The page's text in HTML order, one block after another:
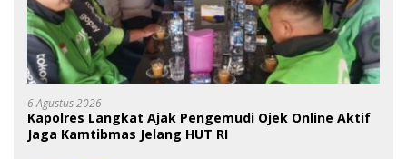
6 Agustus 2026
Kapolres Langkat Ajak Pengemudi Ojek Online Aktif
Jaga Kamtibmas Jelang HUT RI